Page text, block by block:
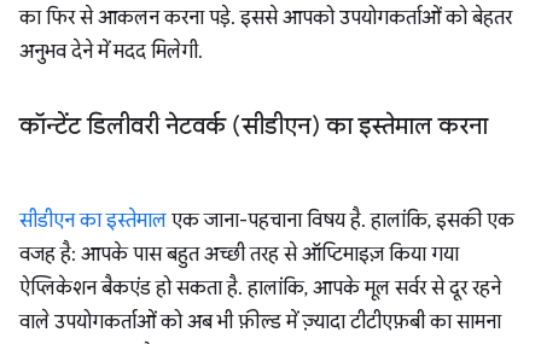
का फिर से आकलन करना पड़े. इससे आपको उपयोगकर्ताओं को बेहतर
अनुभव देने में मदद मिलेगी.
कॉन्टेंट डिलीवरी नेटवर्क (सीडीएन) का इस्तेमाल करना
सीडीएन का इस्तेमाल एक जाना-पहचाना विषय है. हालांकि, इसकी एक
वजह है: आपके पास बहुत अच्छी तरह से ऑप्टिमाइज़ किया गया
ऐप्लिकेशन बैकएंड हो सकता है. हालांकि, आपके मूल सर्वर से दूर रहने
वाले उपयोगकर्ताओं को अब भी फ़ील्ड में ज़्यादा टीटीएफ़बी का सामना